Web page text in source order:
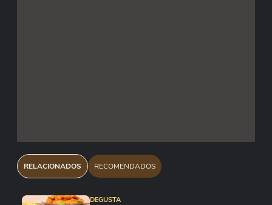
RELACIONADOS RECOMENDADOS
DEGUSTA